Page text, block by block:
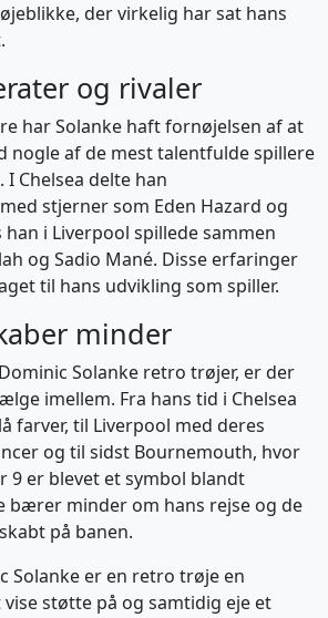
der virkelig har sat hans
og rivaler
har Solanke haft fornøjelsen af at
nogle af de mest talentfulde spillere
Chelsea delte han
stjerner som Eden Hazard og
han i Liverpool spillede sammen
og Sadio Mané. Disse erfaringer
til hans udvikling som spiller.
minder
Solanke retro trøjer, er der
imellem. Fra hans tid i Chelsea
farver, til Liverpool med deres
og til sidst Bournemouth, hvor
9 er blevet et symbol blandt
bærer minder om hans rejse og de
på banen.
Solanke er en retro trøje en
støtte på og samtidig eje et